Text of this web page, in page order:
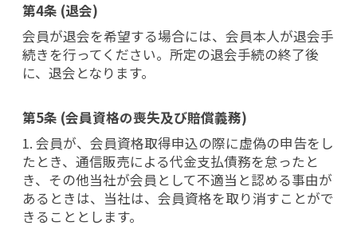
第4条 (退会)
会員が退会を希望する場合には、会員本人が退会手
続きを行ってください。所定の退会手続の終了後
に、退会となります。
第5条 (会員資格の喪失及び賠償義務)
1. 会員が、会員資格取得申込の際に虚偽の申告をし
たとき、通信販売による代金支払債務を怠ったと
き、その他当社が会員として不適当と認める事由が
あるときは、当社は、会員資格を取り消すことがで
きることとします。